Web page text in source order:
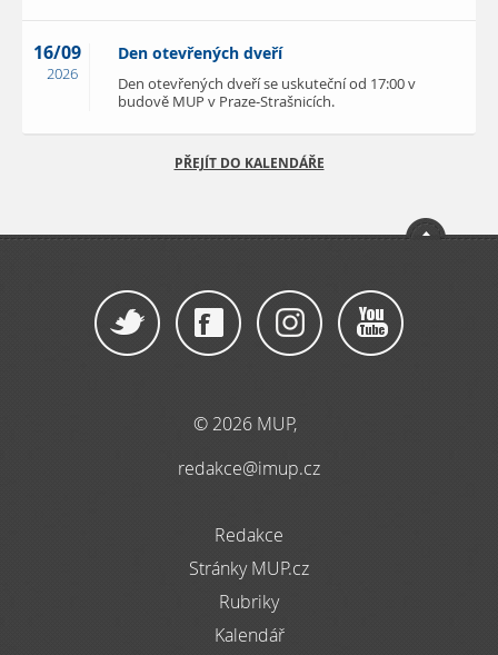
16/09
2026
Den otevřených dveří
Den otevřených dveří se uskuteční od 17:00 v
budově MUP v Praze-Strašnicích.
PŘEJÍT DO KALENDÁŘE
© 2026 MUP,
redakce@imup.cz
Redakce
Stránky MUP.cz
Rubriky
Kalendář